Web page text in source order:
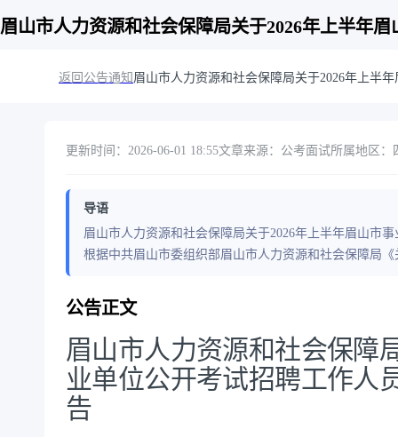
眉山市人力资源和社会保障局关于2026年上半年
返回公告通知 眉山市人力资源和社会保障局关于2026年上半
更新时间：2026-06-01 18:55文章来源：公考面试所属地区：
导语
眉山市人力资源和社会保障局关于2026年上半年眉山市
根据中共眉山市委组织部眉山市人力资源和社会保障局
公告正文
眉山市人力资源和社会保障
业单位公开考试招聘工作人
告